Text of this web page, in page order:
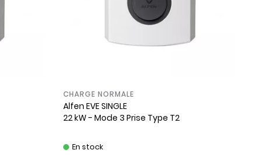
CHARGE NORMALE
Alfen EVE SINGLE
22 kW - Mode 3 Prise Type T2
En stock